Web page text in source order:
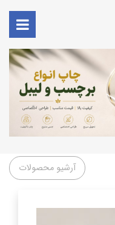
آرشیو محصولات